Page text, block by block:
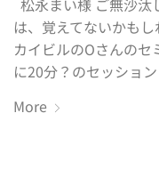
松永まい様 ご無沙汰
は、覚えてないかも
カイビルのOさんの
に20分？のセッショ
More